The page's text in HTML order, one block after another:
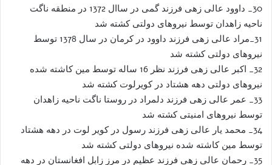
30_ داوود عالی زهی فرزند گمی در ساال 1372 در منطقه ناگت
ناحیه زاهدان توسط نیروهای دولتی کشته شد
31_مراد عالی زهی فرزند داوود در کرمان در سال 1378 توسط
نیروهای دولتی کشته شد
32_ اکبر عالی زهی فرزند نظر 16 ساله توسط مین کاشته شده
نیروهای دولتی دهه هشتاد در کویرلوت کشته شد
33_ عمر عالی زهی فرزند دلمراد در روستا ناگت ناحیه زاهدان
توسط نیروهای امنیتی کشته شد
34_ محمد یار عالی زهی فرزند رسول در کویر لوت در دهه هشتاد
توسط مین کاشته شده نیروهای دولتی کشته شد
35_ رحمان عالی زهی فرزند عظیم در مرز زابل افغانستان در دهه